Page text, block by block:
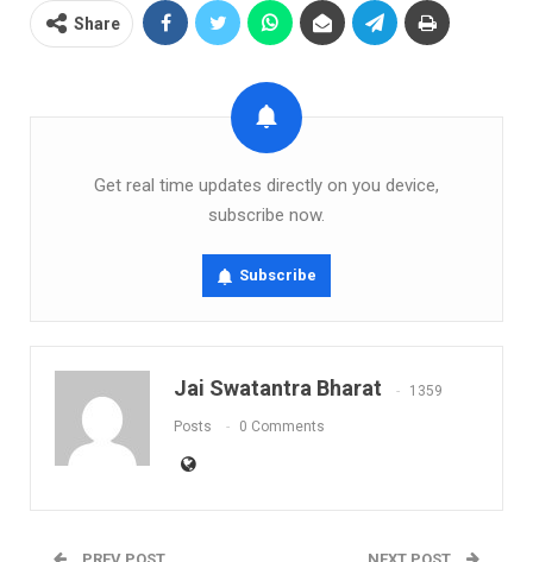
Share
Get real time updates directly on you device,
subscribe now.
Subscribe
Jai Swatantra Bharat 1359
Posts 0 Comments